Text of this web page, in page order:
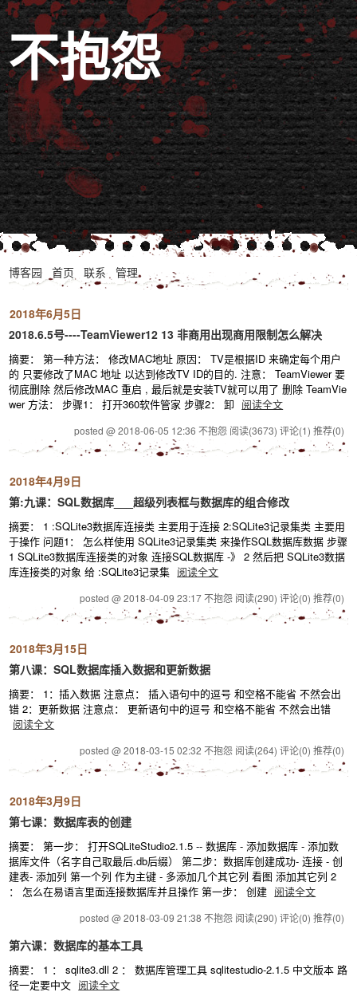
不抱怨
博客园 首页 联系 管理
2018年6月5日
2018.6.5号----TeamViewer12 13 非商用出现商用限制怎么解决
摘要： 第一种方法： 修改MAC地址 原因： TV是根据ID 来确定每个用户
的 只要修改了MAC 地址 以达到修改TV ID的目的. 注意： TeamViewer 要
彻底删除 然后修改MAC 重启 , 最后就是安装TV就可以用了 删除 TeamVie
wer 方法： 步骤1： 打开360软件管家 步骤2： 卸 阅读全文
posted @ 2018-06-05 12:36 不抱怨 阅读(3673) 评论(1) 推荐(0)
2018年4月9日
第:九课：SQL数据库___超级列表框与数据库的组合修改
摘要： 1 :SQLite3数据库连接类 主要用于连接 2:SQLite3记录集类 主要用
于操作 问题1： 怎么样使用 SQLite3记录集类 来操作SQL数据库数据 步骤
1 SQLite3数据库连接类的对象 连接SQL数据库 -》 2 然后把 SQLite3数据
库连接类的对象 给 :SQLite3记录集 阅读全文
posted @ 2018-04-09 23:17 不抱怨 阅读(290) 评论(0) 推荐(0)
2018年3月15日
第八课：SQL数据库插入数据和更新数据
摘要： 1：插入数据 注意点： 插入语句中的逗号 和空格不能省 不然会出
错 2：更新数据 注意点： 更新语句中的逗号 和空格不能省 不然会出错
阅读全文
posted @ 2018-03-15 02:32 不抱怨 阅读(264) 评论(0) 推荐(0)
2018年3月9日
第七课：数据库表的创建
摘要： 第一步： 打开SQLiteStudio2.1.5 -- 数据库 - 添加数据库 - 添加数
据库文件（名字自己取最后.db后缀） 第二步：数据库创建成功- 连接 - 创
建表- 添加列 第一个列 作为主键 - 多添加几个其它列 看图 添加其它列 2
： 怎么在易语言里面连接数据库并且操作 第一步： 创建 阅读全文
posted @ 2018-03-09 21:38 不抱怨 阅读(290) 评论(0) 推荐(0)
第六课：数据库的基本工具
摘要： 1 ： sqlite3.dll 2 ： 数据库管理工具 sqlitestudio-2.1.5 中文版本 路
径一定要中文 阅读全文